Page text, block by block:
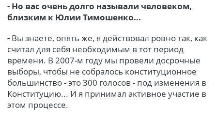
- Но вас очень долго называли человеком,
близким к Юлии Тимошенко...
- Вы знаете, опять же, я действовал ровно так, как
считал для себя необходимым в тот период
времени. В 2007-м году мы провели досрочные
выборы, чтобы не собралось конституционное
большинство - это 300 голосов - под изменения в
Конституцию... И я принимал активное участие в
этом процессе.